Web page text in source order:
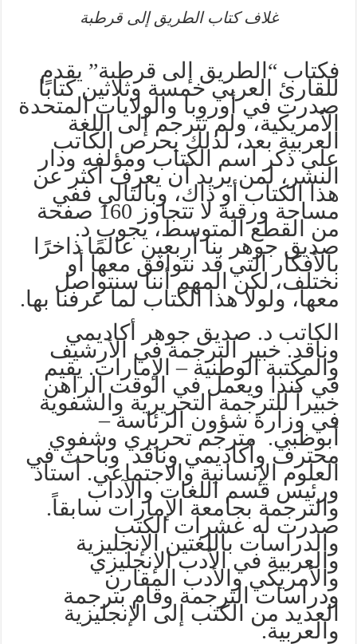
غلاف كتاب الطريق إلى قرطبة
فكتاب “الطريق إلى قرطبة” يقدم
للقارئ العربي خمسة وثلاثين كتابًا
صدرت في أوروبا والولايات المتحدة
الأمريكية، ولم تترجم إلى اللغة
العربية بعد، لذلك يحرص الكاتب
على ذكر اسم الكتاب ومؤلفه ودار
النشر، لمن يريد أن يعرف أكثر عن
هذا الكتاب أو ذاك، وبالتالي ففي
مساحة ورقية لا تتجاوز 160 صفحة
من القطع المتوسط، يجوب د.
صديق جوهر بنا أربعين عالمًا ذاخرًا
بالأفكار التي قد نتوافق معها أو
نختلف، لكن المهم أننا سنتواصل
معها، ولولا هذا الكتاب لما عرفنا بها.
الكاتب د. صديق جوهر أكاديمي
وناقد. خبير الترجمة في الأرشيف
والمكتبة الوطنية – الإمارات. يقيم
في كندا ويعمل في الوقت الراهن
خبيراً للترجمة التحريرية والشفوية
في وزارة شؤون الرئاسة –
أبوظبي. مترجم تحريري وشفوي
محترف وأكاديمي وناقد وباحث في
العلوم الإنسانية والاجتماعي. أستاذ
ورئيس قسم اللغات والآداب
والترجمة بجامعة الإمارات سابقاً.
صدرت له عشرات الكتب
والدراسات باللغتين الإنجليزية
والعربية في الأدب الإنجليزي
والأمريكي والأدب المقارن
ودراسات الترجمة وقام بترجمة
العديد من الكتب إلى الإنجليزية
والعربية.